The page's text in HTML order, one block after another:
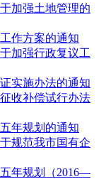
加强土地管理的
作方案的通知
加强行政复议工
实施办法的通知
收补偿试行办法
年规划的通知
规范我市国有企
年规划（2016—